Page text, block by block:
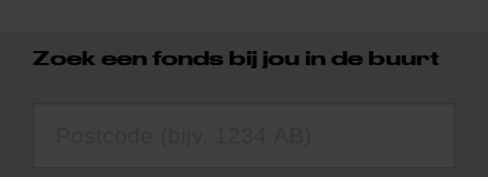
Zoek een fonds bij jou in de buurt